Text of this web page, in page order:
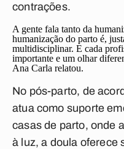
contrações.
A gente fala tanto da
humanização do parto é,
multidisciplinar. E cada
importante e um olhar
Ana Carla relatou.
No pós-parto, de
atua como suporte
casas de parto, onde
à luz, a doula oferece